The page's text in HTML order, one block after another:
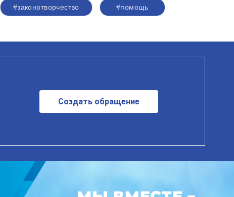
#законотворчество #помощь
Создать обращение